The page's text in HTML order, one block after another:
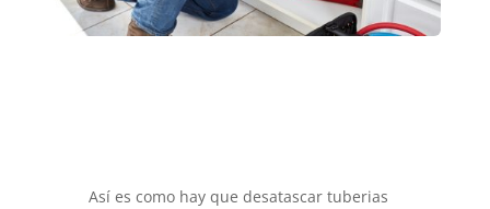
Así es como hay que desatascar tuberias